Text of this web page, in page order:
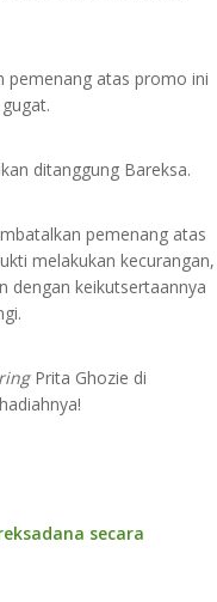
pemenang atas promo ini
ditanggung Bareksa.⁣
pemenang atas
melakukan kecurangan,
dengan keikutsertaannya
Prita Ghozie di
secara